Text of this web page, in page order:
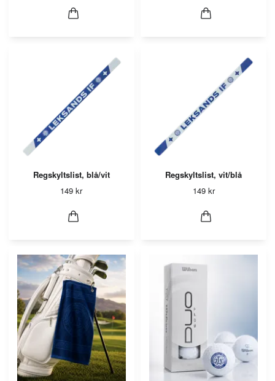
Regskyltslist, blå/vit
149 kr
Regskyltslist, vit/blå
149 kr